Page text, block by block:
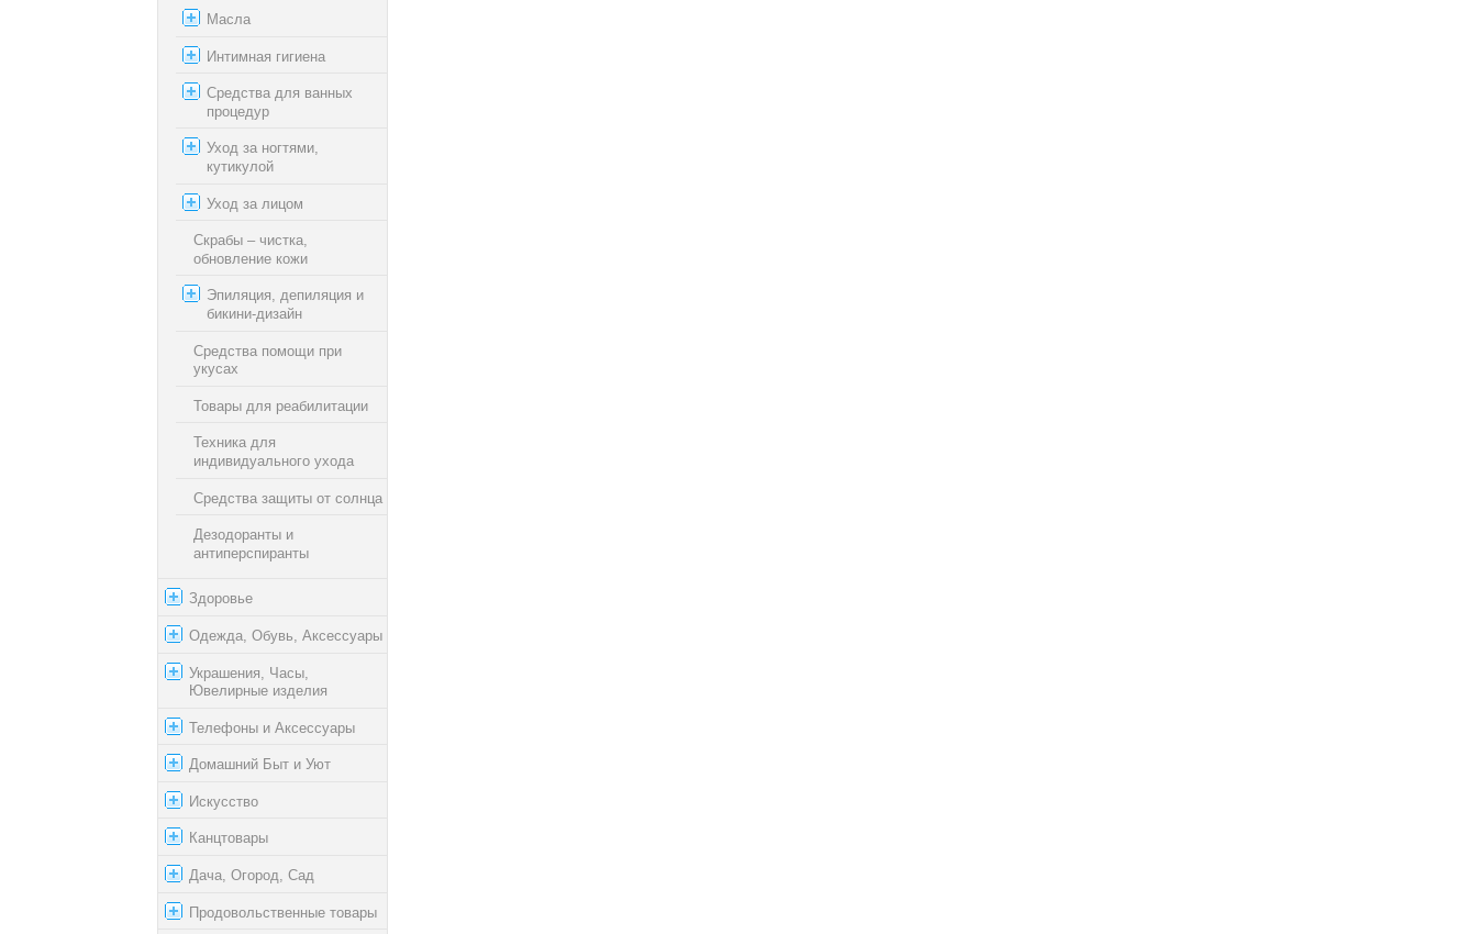
Масла
Интимная гигиена
Средства для ванных
процедур
Уход за ногтями,
кутикулой
Уход за лицом
Скрабы – чистка,
обновление кожи
Эпиляция, депиляция и
бикини-дизайн
Средства помощи при
укусах
Товары для реабилитации
Техника для
индивидуального ухода
Средства защиты от солнца
Дезодоранты и
антиперспиранты
Здоровье
Одежда, Обувь, Аксессуары
Украшения, Часы,
Ювелирные изделия
Телефоны и Аксессуары
Домашний Быт и Уют
Искусство
Канцтовары
Дача, Огород, Сад
Продовольственные товары